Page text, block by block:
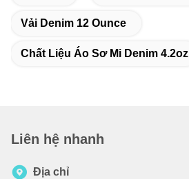
Vải Denim 12 Ounce
Chất Liệu Áo Sơ Mi Denim 4.2oz
Liên hệ nhanh
Địa chỉ